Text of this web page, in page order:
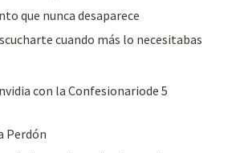
que nunca desaparece
cuando más lo necesitabas
con la Confesionariode 5
Perdón